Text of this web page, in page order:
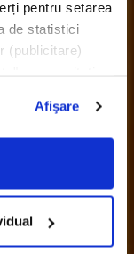
pentru setarea
de statistici
(publicitare)
de
cookie-
găsiți
Afişare